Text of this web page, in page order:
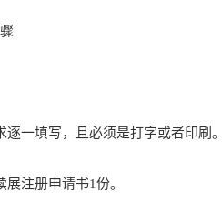
一填写，且必须是打字或者印刷。
注册申请书1份。